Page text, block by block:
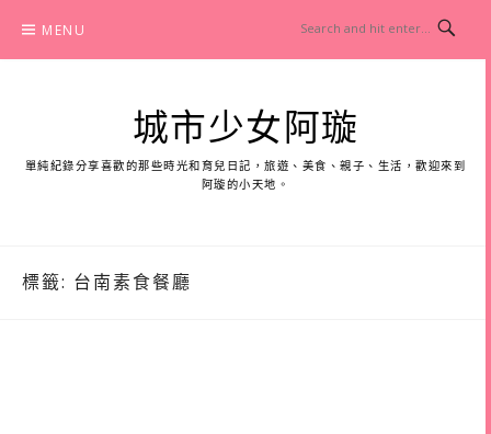
content
MENU
城市少女阿璇
單純紀錄分享喜歡的那些時光和育兒日記，旅遊、美食、親子、生活，歡迎來到
阿璇的小天地。
標籤: 台南素食餐廳